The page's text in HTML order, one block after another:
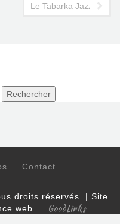
plaident leur cause auprès
Le Tabarka Jazz
Contact
droits réservés. | Site
web
GoodLinks